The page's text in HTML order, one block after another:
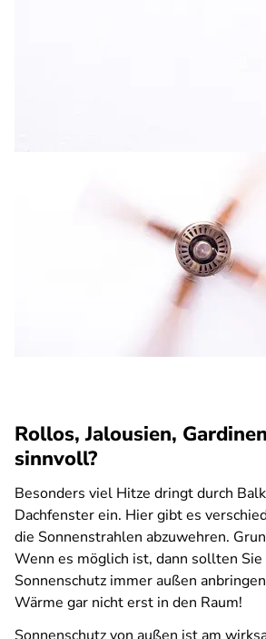
Rollos, Jalousien,
sinnvoll?
Besonders viel Hitze dringt durch
Dachfenster ein. Hier gibt es
die Sonnenstrahlen abzuwehren.
Wenn es möglich ist, dann sollten Sie
Sonnenschutz immer außen
Wärme gar nicht erst in den Raum!